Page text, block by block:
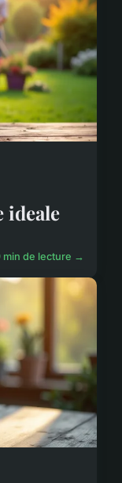
ideale
min de lecture →